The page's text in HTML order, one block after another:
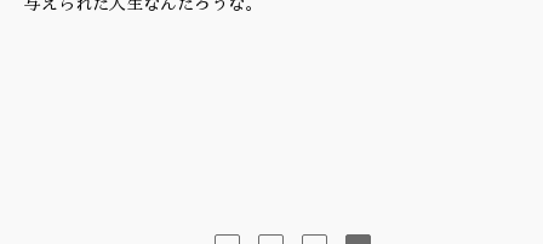
与えられた人生なんだろうな。